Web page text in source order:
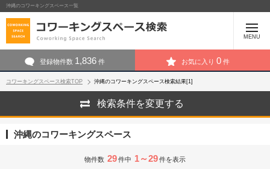
沖縄のコワーキングスペース一覧
MENU
登録物件数 1,836 件 お気に入り 0 件
コワーキングスペース検索TOP 沖縄のコワーキングスペース検索結果[1]
検索条件を変更する
沖縄のコワーキングスペース
物件数 29件中 1～29件を表示